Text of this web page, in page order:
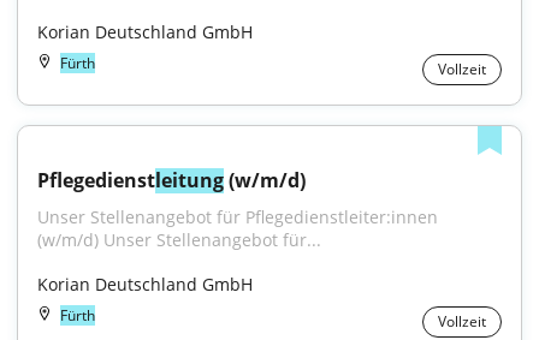
Korian Deutschland GmbH
Fürth Vollzeit
Pflegedienstleitung (w/m/d)
Unser Stellenangebot für Pflegedienstleiter:innen
(w/m/d) Unser Stellenangebot für...
Korian Deutschland GmbH
Fürth Vollzeit